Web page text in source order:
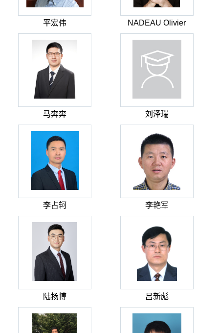
平宏伟 NADEAU Olivier
马奔奔 刘泽瑞
李占轲 李艳军
陆扬博 吕新彪